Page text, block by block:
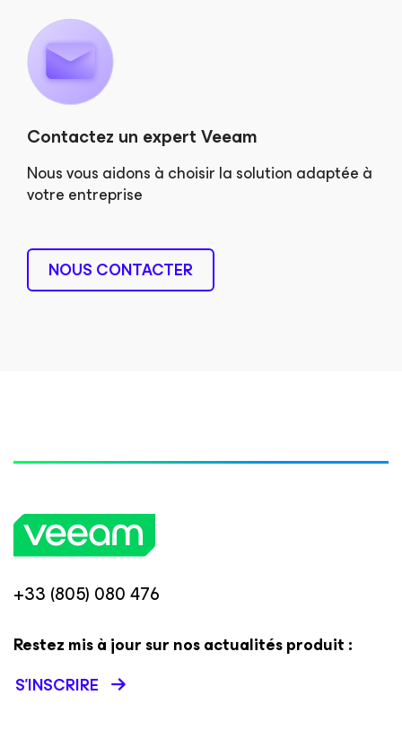
Contactez un expert Veeam
Nous vous aidons à choisir la solution adaptée à
votre entreprise
NOUS CONTACTER
+33 (805) 080 476
Restez mis à jour sur nos actualités produit :
S’INSCRIRE